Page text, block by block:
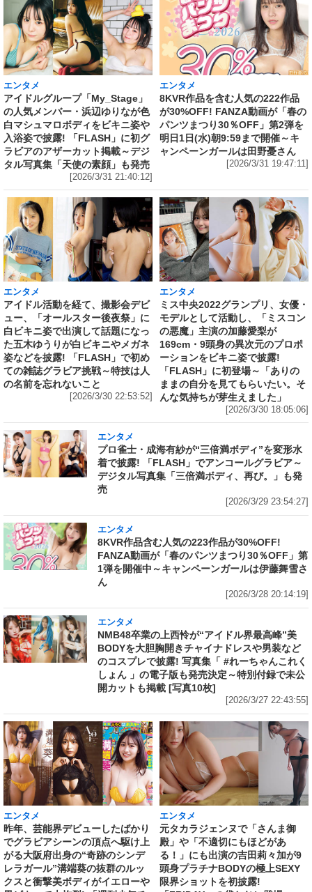
エンタメ
アイドルグループ「My_Stage」
の人気メンバー・浜辺ゆりなが色
白マシュマロボディをビキニ姿や
入浴姿で披露! 「FLASH」に初グ
ラビアのアザーカット掲載～デジ
タル写真集「天使の素顔」も発売
[2026/3/31 21:40:12]
エンタメ
8KVR作品を含む人気の222作品
が30%OFF! FANZA動画が「春の
パンツまつり30％OFF」第2弾を
明日1日(水)朝9:59まで開催～キ
ャンペーンガールは田野憂さん
[2026/3/31 19:47:11]
エンタメ
アイドル活動を経て、撮影会デビ
ュー、「オールスター後夜祭」に
白ビキニ姿で出演して話題になっ
た五木ゆうりが白ビキニやメガネ
姿などを披露! 「FLASH」で初め
ての雑誌グラビア挑戦～特技は人
の名前を忘れないこと
[2026/3/30 22:53:52]
エンタメ
ミス中央2022グランプリ、女優・
モデルとして活動し、「ミスコン
の悪魔」主演の加藤愛梨が
169cm・9頭身の異次元のプロポ
ーションをビキニ姿で披露!
「FLASH」に初登場～「ありの
ままの自分を見てもらいたい。そ
んな気持ちが芽生えました」
[2026/3/30 18:05:06]
エンタメ
プロ雀士・成海有紗が“三倍満ボディ”を変形水
着で披露! 「FLASH」でアンコールグラビア～
デジタル写真集「三倍満ボディ、再び。」も発
売
[2026/3/29 23:54:27]
エンタメ
8KVR作品含む人気の223作品が30%OFF!
FANZA動画が「春のパンツまつり30％OFF」第
1弾を開催中～キャンペーンガールは伊藤舞雪さ
ん
[2026/3/28 20:14:19]
エンタメ
NMB48卒業の上西怜が“アイドル界最高峰”美
BODYを大胆胸開きチャイナドレスや男装など
のコスプレで披露! 写真集「 #れーちゃんこれく
しょん 」の電子版も発売決定～特別付録で未公
開カットも掲載 [写真10枚]
[2026/3/27 22:43:55]
エンタメ
昨年、芸能界デビューしたばかり
でグラビアシーンの頂点へ駆け上
がる大阪府出身の“奇跡のシンデ
レラガール”溝端葵の抜群のルッ
クスと衝撃美ボディがイエローや
エンタメ
元タカラジェンヌで「さんま御
殿」や「不適切にもほどがあ
る！」にも出演の吉田莉々加が9
頭身プラチナBODYの極上SEXY
限界ショットを初披露!